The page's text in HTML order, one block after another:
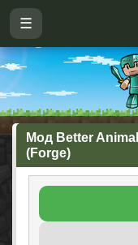
☰
Мод Better
(Forge)